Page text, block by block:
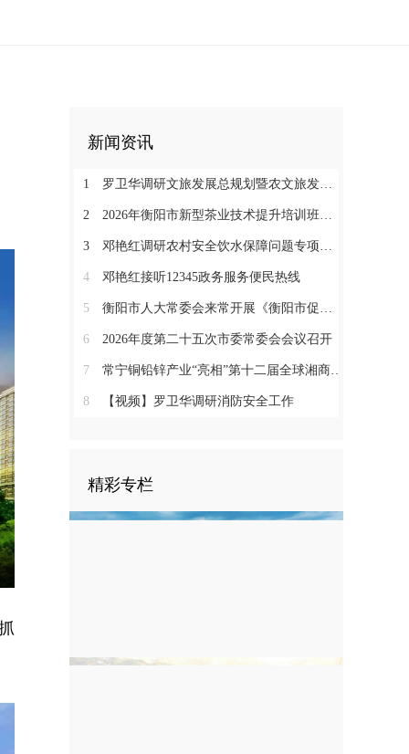
新闻资讯
1 罗卫华调研文旅发展总规划暨农文旅发展工作
2 2026年衡阳市新型茶业技术提升培训班在塔山瑶族乡开班
3 邓艳红调研农村安全饮水保障问题专项整治和抗旱保水工作
4 邓艳红接听12345政务服务便民热线
5 衡阳市人大常委会来常开展《衡阳市促进中医药康养与文旅融合发展若干规定（草案）》立法调研
6 2026年度第二十五次市委常委会会议召开
7 常宁铜铅锌产业“亮相”第十二届全球湘商大会京津冀推介会
8 【视频】罗卫华调研消防安全工作
精彩专栏